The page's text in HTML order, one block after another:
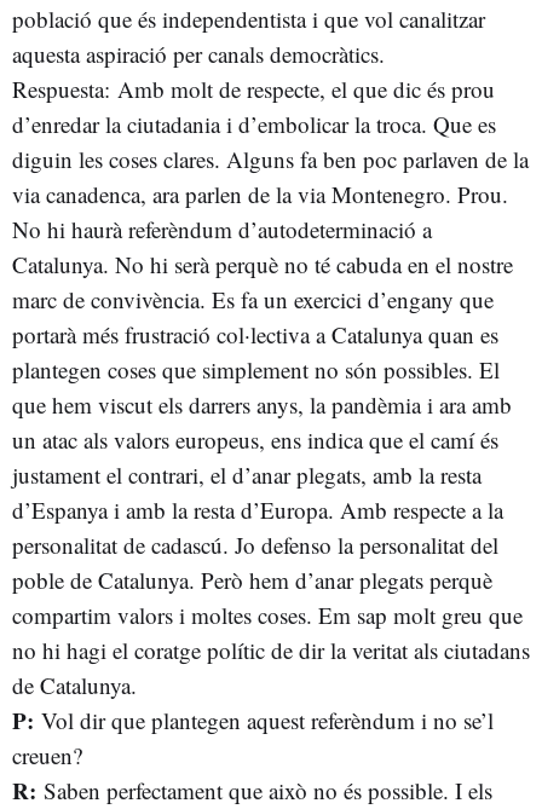
població que és independentista i que vol canalitzar
aquesta aspiració per canals democràtics.
Respuesta: Amb molt de respecte, el que dic és prou
d’enredar la ciutadania i d’embolicar la troca. Que es
diguin les coses clares. Alguns fa ben poc parlaven de la
via canadenca, ara parlen de la via Montenegro. Prou.
No hi haurà referèndum d’autodeterminació a
Catalunya. No hi serà perquè no té cabuda en el nostre
marc de convivència. Es fa un exercici d’engany que
portarà més frustració col·lectiva a Catalunya quan es
plantegen coses que simplement no són possibles. El
que hem viscut els darrers anys, la pandèmia i ara amb
un atac als valors europeus, ens indica que el camí és
justament el contrari, el d’anar plegats, amb la resta
d’Espanya i amb la resta d’Europa. Amb respecte a la
personalitat de cadascú. Jo defenso la personalitat del
poble de Catalunya. Però hem d’anar plegats perquè
compartim valors i moltes coses. Em sap molt greu que
no hi hagi el coratge polític de dir la veritat als ciutadans
de Catalunya.
P: Vol dir que plantegen aquest referèndum i no se’l
creuen?
R: Saben perfectament que això no és possible. I els